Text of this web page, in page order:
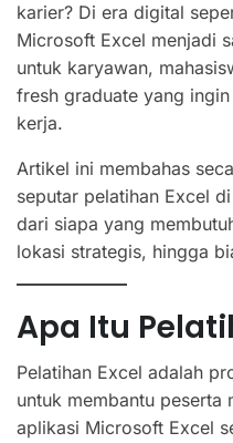
karier? Di era digital
Microsoft Excel menjadi
untuk karyawan,
fresh graduate yang
kerja.
Artikel ini membahas
seputar pelatihan Excel
dari siapa yang
lokasi strategis, hingga
Apa Itu
Pelatihan Excel adalah
untuk membantu peserta
aplikasi Microsoft Excel